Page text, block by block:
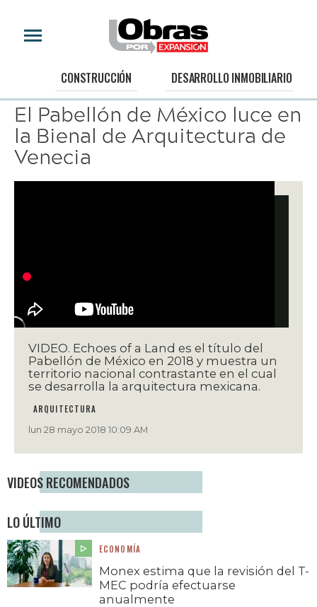
CONSTRUCCIÓN DESARROLLO INMOBILIARIO
El Pabellón de México luce en
la Bienal de Arquitectura de
Venecia
lun 28 mayo 2018 10:09 AM
VIDEO. Echoes of a Land es el título del
Pabellón de México en 2018 y muestra un
territorio nacional contrastante en el cual
se desarrolla la arquitectura mexicana.
ARQUITECTURA
VIDEOS RECOMENDADOS
LO ÚLTIMO
ECONOMÍA
Monex estima que la revisión del T-
MEC podría efectuarse
anualmente